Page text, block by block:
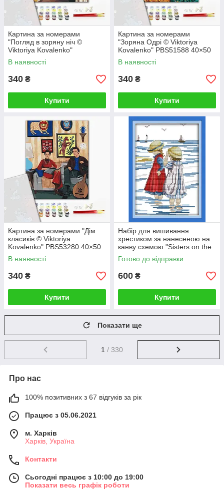
Картина за номерами
"Погляд в зоряну ніч ©
Viktoriya Kovalenko"
PBS51480 40×50 см
В наявності
340 ₴
Купити
Картина за номерами
"Зоряна Одрі © Viktoriya
Kovalenko" PBS51588 40×50
см
В наявності
340 ₴
Купити
Картина за номерами "Дім
класиків © Viktoriya
Kovalenko" PBS53280 40×50
см
В наявності
340 ₴
Купити
Набір для вишивання
хрестиком за нанесеною на
канву схемою "Sisters on the
beach". (AIDA 14CT
printed,19*27 см)
Готово до відправки
600 ₴
Купити
Показати ще
1 / 330
Про нас
100% позитивних з 67 відгуків за рік
Працює з 05.06.2021
м. Харків
Харків, Україна
Контакти
Сьогодні працює з 10:00 до 19:00
Показати весь графік роботи